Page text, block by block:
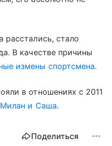
стало
В качестве причины
измены спортсмена.
в отношениях с 2011
и Саша.
Поделиться